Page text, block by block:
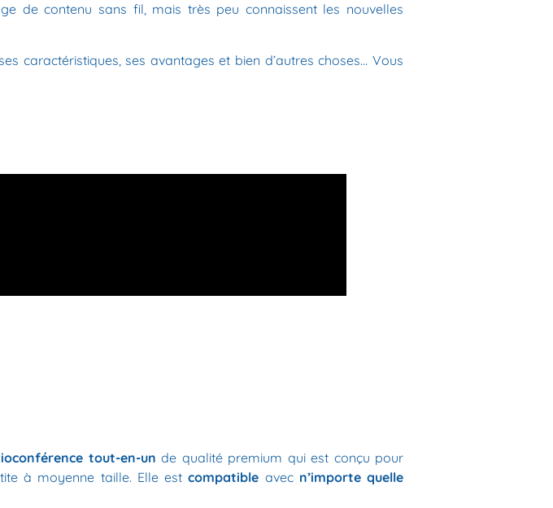
de contenu sans fil, mais très peu connaissent les nouvelles
caractéristiques, ses avantages et bien d’autres choses… Vous
tout-en-un de qualité premium qui est conçu pour
à moyenne taille. Elle estcompatible avec n’importe quelle